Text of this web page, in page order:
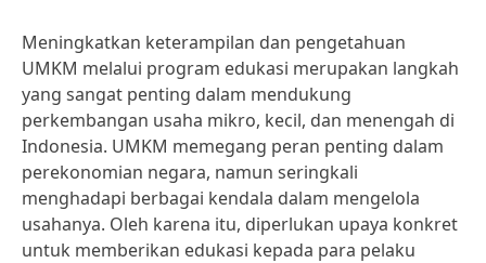
Meningkatkan keterampilan dan pengetahuan
UMKM melalui program edukasi merupakan langkah
yang sangat penting dalam mendukung
perkembangan usaha mikro, kecil, dan menengah di
Indonesia. UMKM memegang peran penting dalam
perekonomian negara, namun seringkali
menghadapi berbagai kendala dalam mengelola
usahanya. Oleh karena itu, diperlukan upaya konkret
untuk memberikan edukasi kepada para pelaku